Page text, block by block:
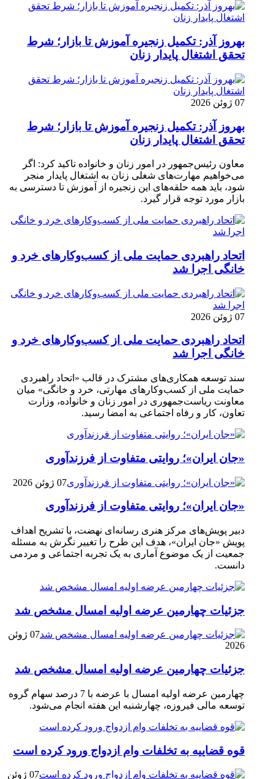
بهروز آذر: تکمیل زنجیره آموزش تا بازار؛ شرط
تحقق اشتغال پایدار زنان
07 ژوئن 2026
بهروز آذر: تکمیل زنجیره آموزش تا بازار؛ شرط
تحقق اشتغال پایدار زنان
معاون رئیس‌جمهور در امور زنان و خانواده تاکید کرد: اگر
می‌خواهیم مهارت‌های شغلی زنان به اشتغال پایدار منجر
شود، باید همه حلقه‌های این زنجیره از آموزش تا دسترسی به
بازار مورد توجه قرار گیرد.
اتحاد راهبردی حمایت ملی از کسب‌وکارهای خرد و
خانگی اجرا شد
07 ژوئن 2026
اتحاد راهبردی حمایت ملی از کسب‌وکارهای خرد و
خانگی اجرا شد
سند توسعه همکاری‌های مشترک در قالب «اتحاد راهبردی
حمایت ملی از کسب‌وکارهای مهارتی، خرد و خانگی» میان
معاونت ریاست‌جمهوری در امور زنان و خانواده، وزارت
تعاون، کار و رفاه اجتماعی به امضا رسید.
«جان ایران»؛ روایتی متفاوت از فرزندآوری
07 ژوئن 2026
«جان ایران»؛ روایتی متفاوت از فرزندآوری
دبیر پویش‌های مرکز هنری رسانه‌ای نهضت، با تشریح اهداف
پویش «جان ایران»، هدف این طرح را تغییر نگرش به مسئله
جمعیت از یک موضوع آماری به یک تجربه اجتماعی و مردمی
دانست.
جزئیات چهارمین عرضه اولیه امسال مشخص شد
07 ژوئن
2026
جزئیات چهارمین عرضه اولیه امسال مشخص شد
چهارمین عرضه اولیه امسال با عرضه با 7 درصد سهام گروه
توسعه مالی فیروزه، چهارشنبه این هفته انجام می‌شود.
قوه قضاییه به تخلفات وام ازدواج ورود کرده است
07 ژوئن